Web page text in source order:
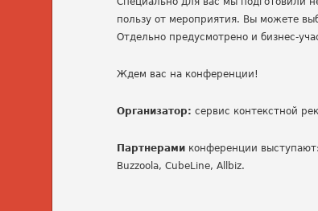
пользу от мероприятия. Вы можете
Отдельно предусмотрено и бизнес-
Ждем вас на конференции!
Организатор: сервис контекстной
Партнерами конференции выступают:
Buzzoola, CubeLine, Allbiz.